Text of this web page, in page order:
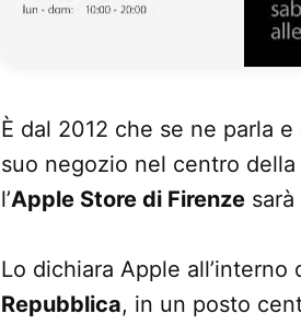
È dal 2012 che se ne parla
suo negozio nel centro
l’Apple Store di Firenze
Lo dichiara Apple all’interno
Repubblica, in un posto